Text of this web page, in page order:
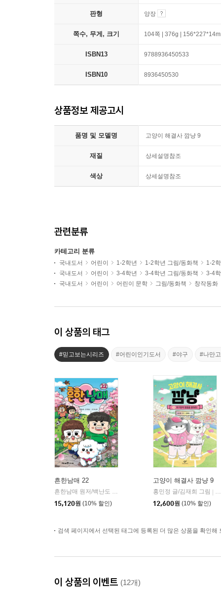
판형 양장
쪽수, 무게, 크기 104쪽 | 376g |
ISBN13 9788936450533
ISBN10 8936450530
상품정보 제공고시
품명 및 모델명 고양이 해결사 깜냥 9
재질 상세설명참조
색상 상세설명참조
관련분류
카테고리 분류
국내도서 어린이 1-2학년 1-2학년 그림/동화책
1-2
국내도서
어린이 3-4학년 3-4학년 그림/동화책
3-4
국내도서
어린이 어린이 문학 그림/동화책 창작동화
이 상품의 태그
#믿고보는시리즈 #어린이인기도서 #야구 #나만
흔한남매 22
흔한남매 원저/백난도 글/유난희 그림/흔한컴퍼니 감수
미래엔
15,120원 (10% 할인)
고양이 해결사 깜냥 9
홍민정 글/김재희 그림
12,600원 (10% 할인)
검색 페이지에서 선택된 태그에 등록된 더 많은 상품을 확인해
이 상품의 이벤트 (12개)